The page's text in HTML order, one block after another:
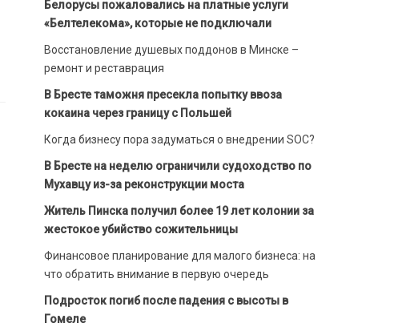
Белорусы пожаловались на платные услуги
«Белтелекома», которые не подключали
Восстановление душевых поддонов в Минске –
ремонт и реставрация
В Бресте таможня пресекла попытку ввоза
кокаина через границу с Польшей
Когда бизнесу пора задуматься о внедрении SOC?
В Бресте на неделю ограничили судоходство по
Мухавцу из-за реконструкции моста
Житель Пинска получил более 19 лет колонии за
жестокое убийство сожительницы
Финансовое планирование для малого бизнеса: на
что обратить внимание в первую очередь
Подросток погиб после падения с высоты в
Гомеле